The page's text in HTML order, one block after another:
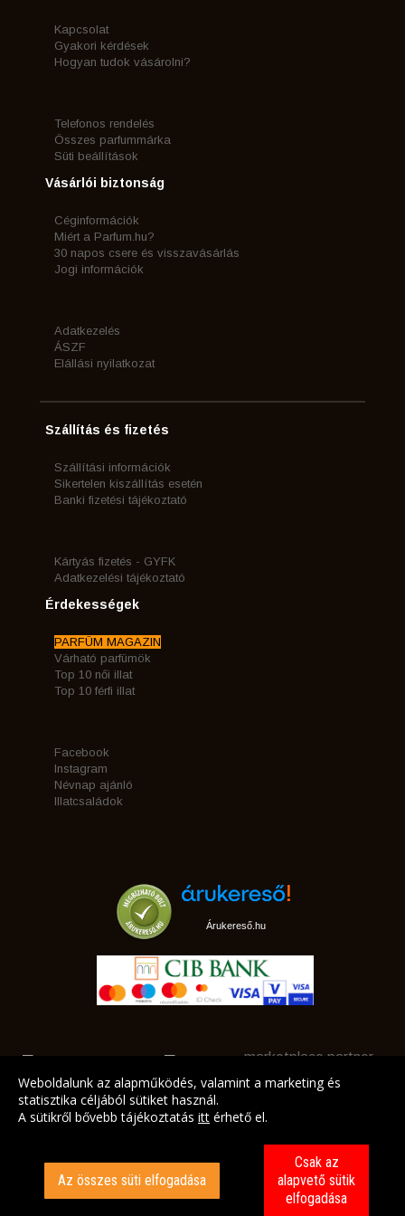
Kapcsolat
Gyakori kérdések
Hogyan tudok vásárolni?
Telefonos rendelés
Összes parfummárka
Süti beállítások
Vásárlói biztonság
Céginformációk
Miért a Parfum.hu?
30 napos csere és visszavásárlás
Jogi információk
Adatkezelés
ÁSZF
Elállási nyilatkozat
Szállítás és fizetés
Szállítási információk
Sikertelen kiszállítás esetén
Banki fizetési tájékoztató
Kártyás fizetés - GYFK
Adatkezelési tájékoztató
Érdekességek
PARFÜM MAGAZIN
Várható parfümök
Top 10 női illat
Top 10 férfi illat
Facebook
Instagram
Névnap ajánló
Illatcsaládok
Árukereső.hu
marketplace partner
Weboldalunk az alapműködés, valamint a marketing és
statisztika céljából sütiket használ.
A sütikről bővebb tájékoztatás itt érhető el.
Az összes süti elfogadása
Csak az
alapvető sütik
elfogadása